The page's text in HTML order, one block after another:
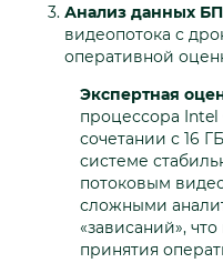
Анализ данных
видеопотока с
оперативной
Экспертная
процессора Intel
сочетании с 16
системе
потоковым
сложными
«зависаний»,
принятия